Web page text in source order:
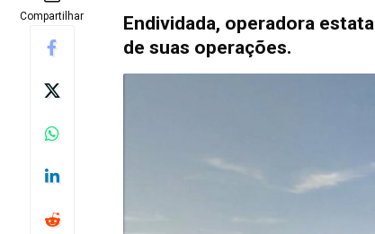
Compartilhar
Endividada, operadora
de suas operações.